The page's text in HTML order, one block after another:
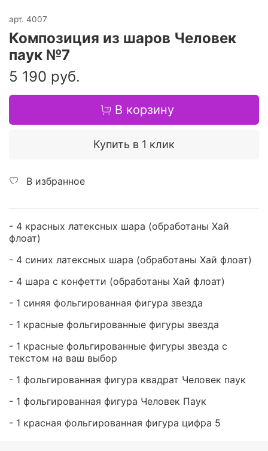
арт. 4007
Композиция из шаров Человек
паук №7
5 190 руб.
В корзину
Купить в 1 клик
В избранное
- 4 красных латексных шара (обработаны Хай
флоат)
- 4 синих латексных шара (обработаны Хай флоат)
- 4 шара с конфетти (обработаны Хай флоат)
- 1 синяя фольгированная фигура звезда
- 1 красные фольгированные фигуры звезда
- 1 красные фольгированные фигуры звезда с
текстом на ваш выбор
- 1 фольгированная фигура квадрат Человек паук
- 1 фольгированная фигура Человек Паук
- 1 красная фольгированная фигура цифра 5